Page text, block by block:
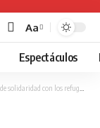
Font
Resizer
Aa
Espectáculos
con los refugiados: ACNUR